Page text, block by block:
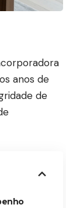
anos de
de